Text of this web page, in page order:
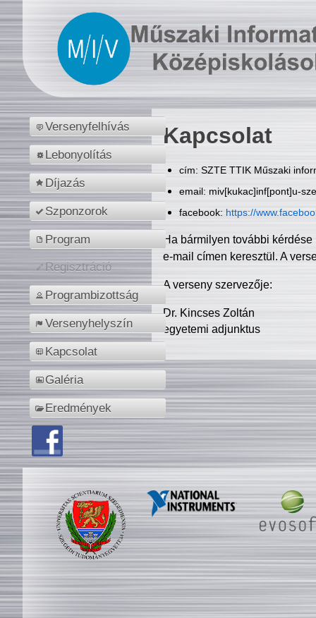
Versenyfelhívás
Lebonyolítás
Díjazás
Szponzorok
Program
Regisztráció
Programbizottság
Versenyhelyszín
Kapcsolat
Galéria
Eredmények
Kapcsolat
cím: SZTE TTIK Műszaki
email: miv[kukac]inf[pont]u-
facebook: https://
Ha bármilyen további
e-mail címen keresztül. A
A verseny szervezője:
Dr. Kincses Zoltán
egyetemi adjunktus